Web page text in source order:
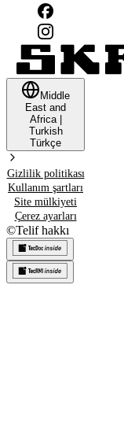
Middle
East and
Africa|
Turkish
Türkçe
Gizlilik politikası
Kullanım şartları
Site mülkiyeti
Çerez ayarları
©Telif hakkı